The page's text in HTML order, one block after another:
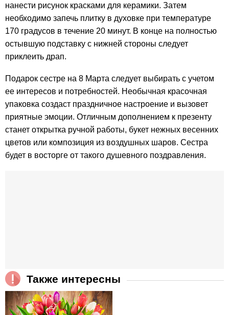
нанести рисунок красками для керамики. Затем
необходимо запечь плитку в духовке при температуре
170 градусов в течение 20 минут. В конце на полностью
остывшую подставку с нижней стороны следует
приклеить драп.
Подарок сестре на 8 Марта следует выбирать с учетом
ее интересов и потребностей. Необычная красочная
упаковка создаст праздничное настроение и вызовет
приятные эмоции. Отличным дополнением к презенту
станет открытка ручной работы, букет нежных весенних
цветов или композиция из воздушных шаров. Сестра
будет в восторге от такого душевного поздравления.
Также интересны